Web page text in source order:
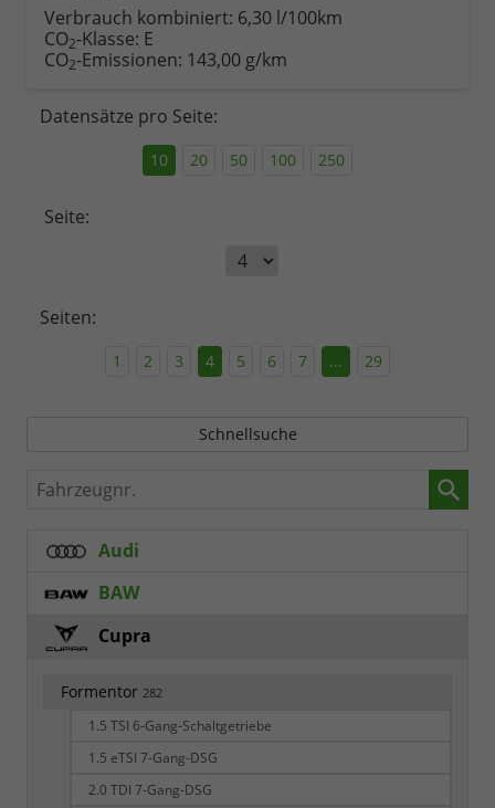
Verbrauch kombiniert: 6,30 l/100km
CO2-Klasse: E
CO2-Emissionen: 143,00 g/km
Datensätze pro Seite:
10 20 50 100 250
Seite:
Seiten:
1 2 3 4 5 6 7 ... 29
Schnellsuche
Fahrzeugnr.
Audi
BAW
Cupra
Formentor 282
1.5 TSI 6-Gang-Schaltgetriebe
1.5 eTSI 7-Gang-DSG
2.0 TDI 7-Gang-DSG